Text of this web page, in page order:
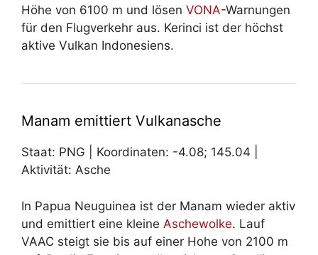
Höhe von 6100 m und lösen VONA-Warnungen
für den Flugverkehr aus. Kerinci ist der höchst
aktive Vulkan Indonesiens.
Manam emittiert Vulkanasche
Staat: PNG | Koordinaten: -4.08; 145.04 |
Aktivität: Asche
In Papua Neuguinea ist der Manam wieder aktiv
und emittiert eine kleine Aschewolke. Lauf
VAAC steigt sie bis auf einer Hohe von 2100 m